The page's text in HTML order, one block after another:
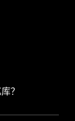
？